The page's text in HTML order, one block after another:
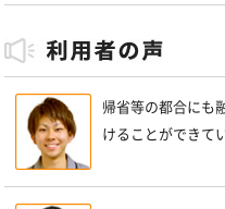
帰省等の都合にも
けることができて